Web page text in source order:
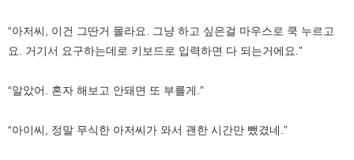
“아저씨, 이건 그딴거 몰라요. 그냥 하고 싶은걸 마우스로 쿡 누르고
요. 거기서 요구하는데로 키보드로 입력하면 다 되는거에요.”
“알았어. 혼자 해보고 안돼면 또 부를게.”
“아이씨, 정말 무식한 아저씨가 와서 괜한 시간만 뺐겼네.”